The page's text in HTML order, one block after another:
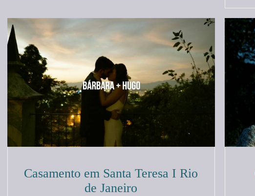
Casamento em Santa Teresa I Rio
de Janeiro